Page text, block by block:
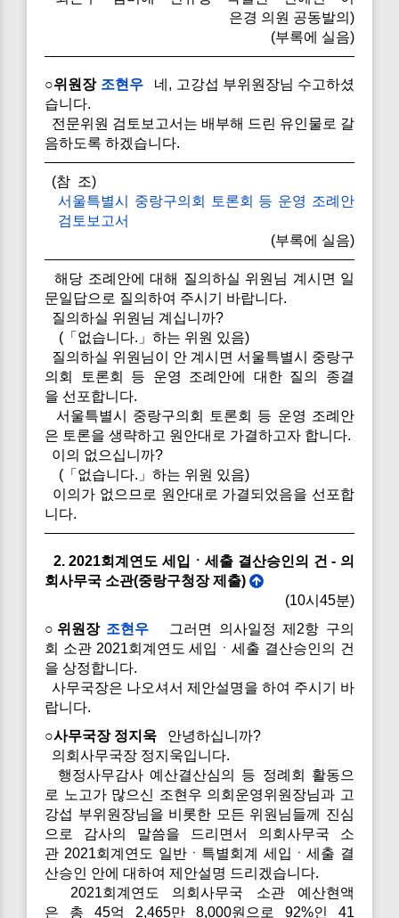
은경 의원 공동발의)
(부록에 실음)
○위원장 조현우네, 고강섭 부위원장님 수고하셨
습니다.
전문위원 검토보고서는 배부해 드린 유인물로 갈
음하도록 하겠습니다.
(참 조)
서울특별시 중랑구의회 토론회 등 운영 조례안
검토보고서
(부록에 실음)
해당 조례안에 대해 질의하실 위원님 계시면 일
문일답으로 질의하여 주시기 바랍니다.
질의하실 위원님 계십니까?
(「없습니다.」하는 위원 있음)
질의하실 위원님이 안 계시면 서울특별시 중랑구
의회 토론회 등 운영 조례안에 대한 질의 종결
을 선포합니다.
서울특별시 중랑구의회 토론회 등 운영 조례안
은 토론을 생략하고 원안대로 가결하고자 합니다.
이의 없으십니까?
(「없습니다.」하는 위원 있음)
이의가 없으므로 원안대로 가결되었음을 선포합
니다.
2. 2021회계연도 세입ㆍ세출 결산승인의 건 - 의
회사무국 소관(중랑구청장 제출)
(10시45분)
○위원장 조현우 그러면 의사일정 제2항 구의
회 소관 2021회계연도 세입ㆍ세출 결산승인의 건
을 상정합니다.
사무국장은 나오셔서 제안설명을 하여 주시기 바
랍니다.
○사무국장 정지욱 안녕하십니까?
의회사무국장 정지욱입니다.
행정사무감사 예산결산심의 등 정례회 활동으
로 노고가 많으신 조현우 의회운영위원장님과 고
강섭 부위원장님을 비롯한 모든 위원님들께 진심
으로 감사의 말씀을 드리면서 의회사무국 소
관 2021회계연도 일반ㆍ특별회계 세입ㆍ세출 결
산승인 안에 대하여 제안설명 드리겠습니다.
2021회계연도 의회사무국 소관 예산현액
은 총 45억 2,465만 8,000원으로 92%인 41